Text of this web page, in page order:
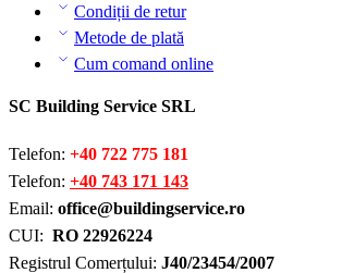
Condiții de retur
Metode de plată
Cum comand online
SC Building Service SRL
Telefon: +40 722 775 181
Telefon: +40 743 171 143
Email: office@buildingservice.ro
CUI: RO 22926224
Registrul Comerțului: J40/23454/2007